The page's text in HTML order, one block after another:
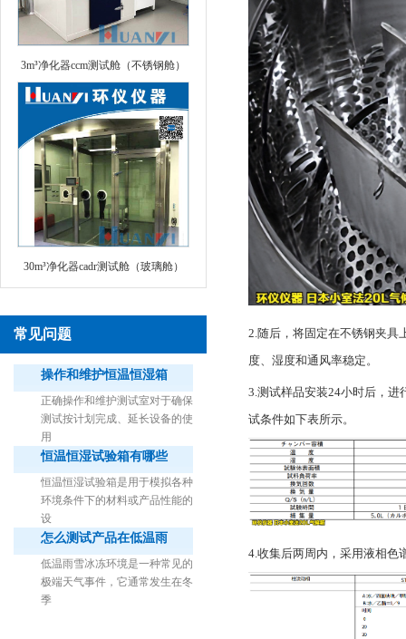
3m³净化器ccm测试舱（不锈钢舱）
30m³净化器cadr测试舱（玻璃舱）
常见问题
操作和维护恒温恒湿箱
正确操作和维护测试室对于确保
测试按计划完成、延长设备的使
用
恒温恒湿试验箱有哪些
恒温恒湿试验箱是用于模拟各种
环境条件下的材料或产品性能的
设
怎么测试产品在低温雨
低温雨雪冰冻环境是一种常见的
极端天气事件，它通常发生在冬
季
2.随后，将固定在不锈钢夹具
度、湿度和通风率稳定。
3.测试样品安装24小时后，
试条件如下表所示。
4.收集后两周内，采用液相色